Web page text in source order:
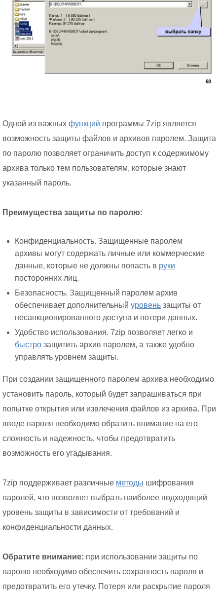
Одной из важных функций программы 7zip является
возможность защиты файлов и архивов паролем. Защита
по паролю позволяет ограничить доступ к содержимому
архива только тем пользователям, которые знают
указанный пароль.
Преимущества защиты по паролю:
Конфиденциальность. Защищенные паролем
архивы могут содержать личные или коммерческие
данные, которые не должны попасть в руки
посторонних лиц.
Безопасность. Защищенный паролем архив
обеспечивает дополнительный уровень защиты от
несанкционированного доступа и потери данных.
Удобство использования. 7zip позволяет легко и
быстро защитить архив паролем, а также удобно
управлять уровнем защиты.
При создании защищенного паролем архива необходимо
установить пароль, который будет запрашиваться при
попытке открытия или извлечения файлов из архива. При
вводе пароля необходимо обратить внимание на его
сложность и надежность, чтобы предотвратить
возможность его угадывания.
7zip поддерживает различные методы шифрования
паролей, что позволяет выбрать наиболее подходящий
уровень защиты в зависимости от требований и
конфиденциальности данных.
Обратите внимание: при использовании защиты по
паролю необходимо обеспечить сохранность пароля и
предотвратить его утечку. Потеря или раскрытие пароля